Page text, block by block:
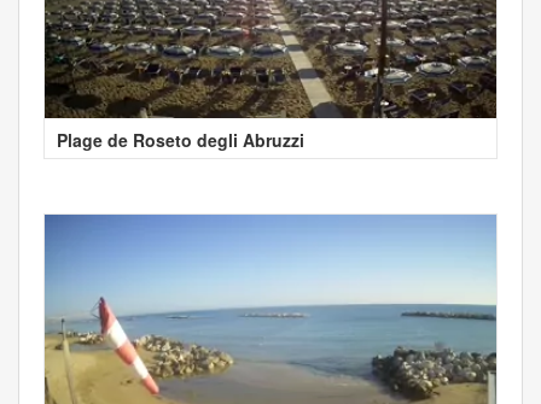
Plage de Roseto degli Abruzzi